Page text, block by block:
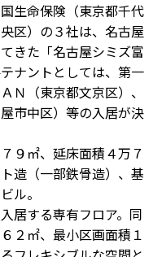
生命保険（東京都千代
区）の３社は、名古屋
きた「名古屋シミズ富
ナントとしては、第一
Ｎ（東京都文京区）、
市中区）等の入居が決
９㎡、延床面積４万７
造（一部鉄骨造）、基
ル。
居する専有フロア。同
２㎡、最小区画面積１